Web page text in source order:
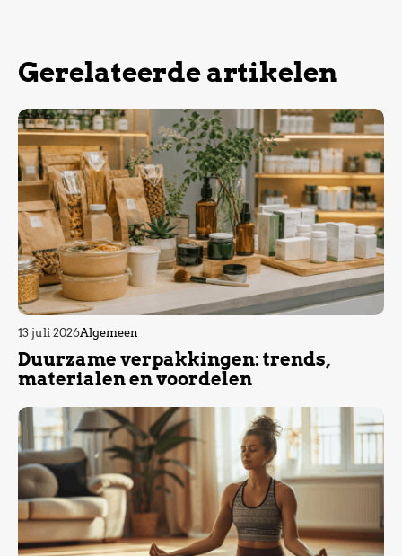
Gerelateerde artikelen
13 juli 2026Algemeen
Duurzame verpakkingen: trends,
materialen en voordelen